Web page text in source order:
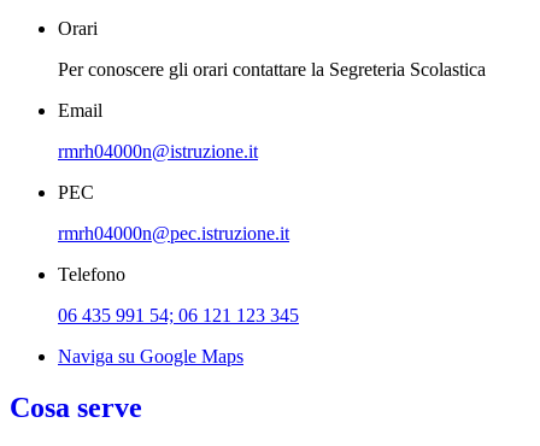
Orari
Per conoscere gli orari contattare la Segreteria Scolastica
Email
rmrh04000n@istruzione.it
PEC
rmrh04000n@pec.istruzione.it
Telefono
06 435 991 54; 06 121 123 345
Naviga su Google Maps
Cosa serve